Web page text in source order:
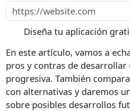
https://website.com
Diseña tu aplicación
En este artículo, vamos a
pros y contras de desarrollar
progresiva. También
con alternativas y daremos
sobre posibles desarrollos